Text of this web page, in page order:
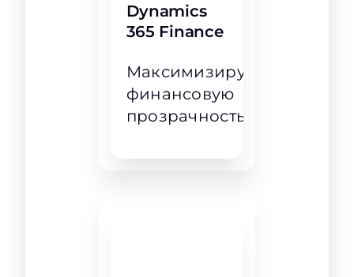
Dynamics
365 Finance
Максимизируйте
финансовую
прозрачность